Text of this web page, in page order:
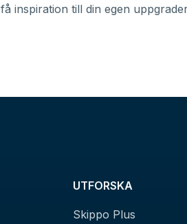
få inspiration till din egen
UTFORSKA
Skippo Plus